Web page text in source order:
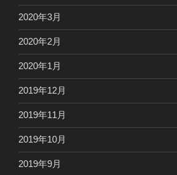
2020年3月
2020年2月
2020年1月
2019年12月
2019年11月
2019年10月
2019年9月